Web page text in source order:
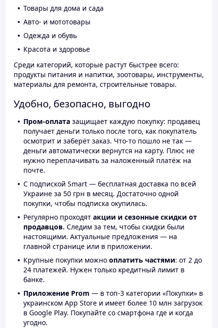
Товары для дома и сада
Авто- и мототовары
Одежда и обувь
Красота и здоровье
Среди категорий, которые растут быстрее всего:
продукты питания и напитки, зоотовары, инструменты,
материалы для ремонта, строительные товары.
Удобно, безопасно, выгодно
Пром-оплата защищает каждую покупку: продавец
получает деньги только после того, как покупатель
осмотрит и заберёт заказ. Что-то пошло не так —
деньги автоматически вернутся на карту. Плюс не
нужно переплачивать за наложенный платёж на
почте.
С подпиской Smart — бесплатная доставка по всей
Украине за 50 грн в месяц. Достаточно одной
покупки, чтобы подписка окупилась.
Регулярно проходят акции и сезонные скидки от
продавцов. Следим за тем, чтобы скидки были
настоящими. Актуальные предложения — на
главной странице или в приложении.
Крупные покупки можно оплатить частями: от 2 до
24 платежей. Нужен только кредитный лимит в
банке.
Приложение Prom — в топ-3 категории «Покупки» в
украинском App Store и имеет более 10 млн загрузок
в Google Play. Покупайте со смартфона где и когда
угодно.